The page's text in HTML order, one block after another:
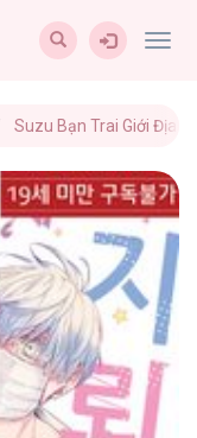
Suzu Bạn Trai Giới Địa